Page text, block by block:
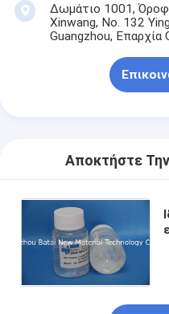
Δωμάτιο 1001,
Xinwang, No. 132
Guangzhou, Επαρχία
Αποκτήστε